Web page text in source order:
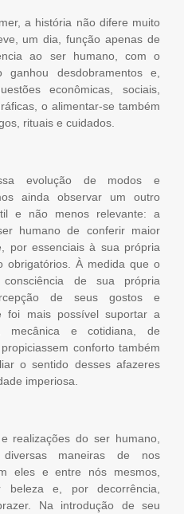
a história não difere muito
um dia, função apenas de
ao ser humano, com o
desdobramentos e,
econômicas, sociais,
o alimentar-se também
rituais e cuidados.
evolução de modos e
ainda observar um outro
e não menos relevante: a
humano de conferir maior
por essenciais à sua própria
obrigatórios. À medida que o
consciência de sua própria
de seus gostos e
foi mais possível suportar a
mecânica e cotidiana, de
conforto também
o sentido desses afazeres
imperiosa.
realizações do ser humano,
maneiras de nos
eles e entre nós mesmos,
beleza e, por decorrência,
Na introdução de seu